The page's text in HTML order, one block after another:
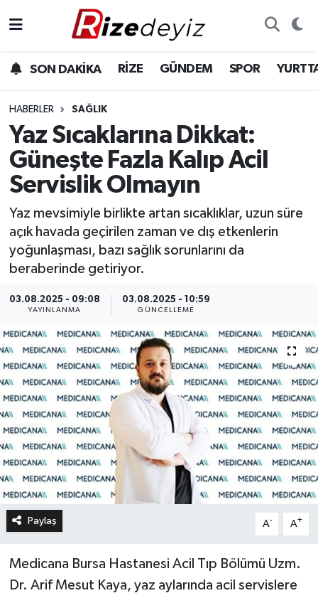
SON DAKİKA RİZE GÜNDEM SPOR
HABERLER SAĞLIK
Yaz Sıcaklarına Dikkat:
Güneşte Fazla Kalıp Acil
Servislik Olmayın
Yaz mevsimiyle birlikte artan sıcaklıklar, uzun süre
açık havada geçirilen zaman ve dış etkenlerin
yoğunlaşması, bazı sağlık sorunlarını da
beraberinde getiriyor.
03.08.2025 - 09:08
YAYINLANMA
03.08.2025 - 10:59
GÜNCELLEME
Paylaş A- A+
Medicana Bursa Hastanesi Acil Tıp Bölümü Uzm.
Dr. Arif Mesut Kaya, yaz aylarında acil servislere
Gündem
Yurttan Haberler
Ekonomi
Sağlık
Rize Hava Durumu
Rize Trafik Yoğunluk Haritası
Süper Lig Puan Durumu ve Fikstür
Son Dakika Haberleri
Haber Arşivi